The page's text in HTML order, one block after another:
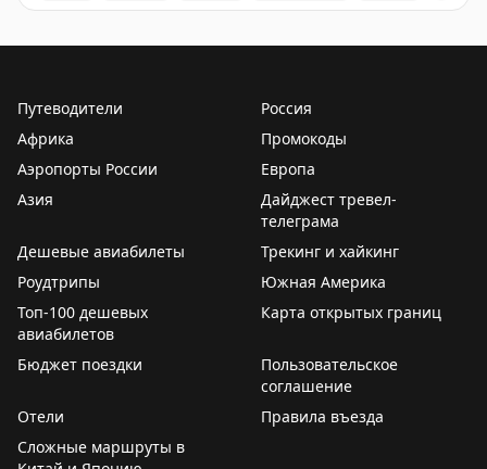
Путеводители
Россия
Африка
Промокоды
Аэропорты России
Европа
Азия
Дайджест тревел-
телеграма
Дешевые авиабилеты
Трекинг и хайкинг
Роудтрипы
Южная Америка
Топ-100 дешевых
авиабилетов
Карта открытых границ
Бюджет поездки
Пользовательское
соглашение
Отели
Правила въезда
Сложные маршруты в